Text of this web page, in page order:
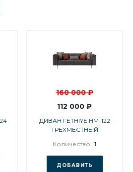
160 000 ₽
112 000 ₽
ДИВАН FETHIYE HM-122
ТРЁХМЕСТНЫЙ
Количество 1
ДОБАВИТЬ